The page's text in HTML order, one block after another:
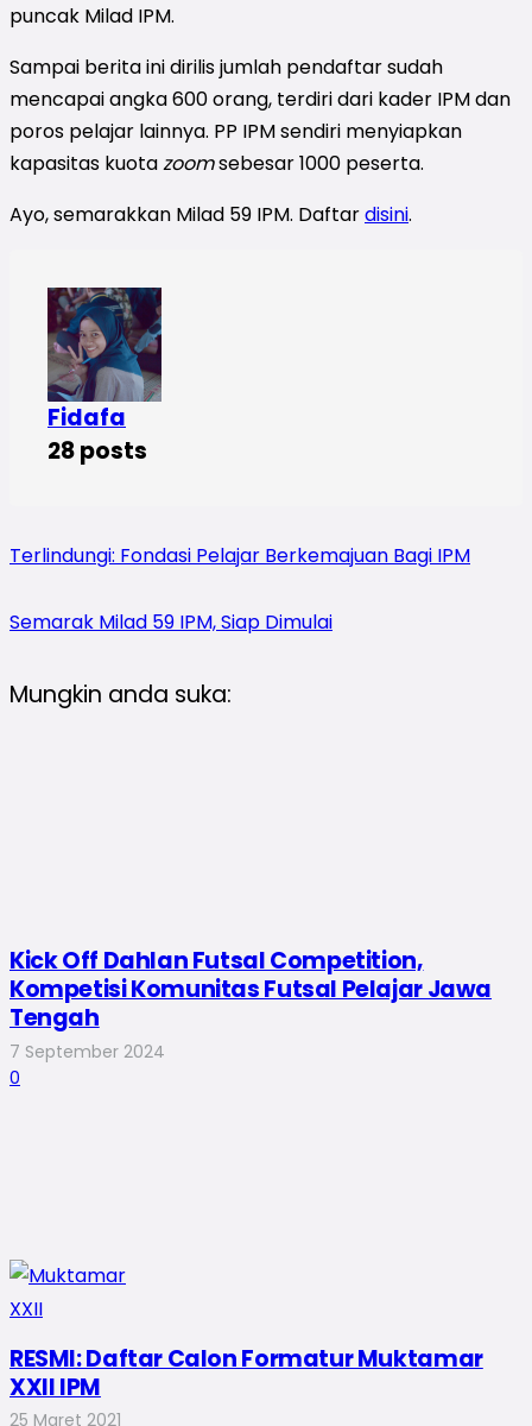
puncak Milad IPM.
Sampai berita ini dirilis jumlah pendaftar sudah
mencapai angka 600 orang, terdiri dari kader IPM dan
poros pelajar lainnya. PP IPM sendiri menyiapkan
kapasitas kuotazoomsebesar 1000 peserta.
Ayo, semarakkan Milad 59 IPM. Daftardisini.
Fidafa
28 posts
Terlindungi: Fondasi Pelajar Berkemajuan Bagi IPM
Semarak Milad 59 IPM, Siap Dimulai
Mungkin anda suka:
Kick Off Dahlan Futsal Competition,
Kompetisi Komunitas Futsal Pelajar Jawa
Tengah
7 September 2024
0
RESMI: Daftar Calon Formatur Muktamar
XXII IPM
25 Maret 2021